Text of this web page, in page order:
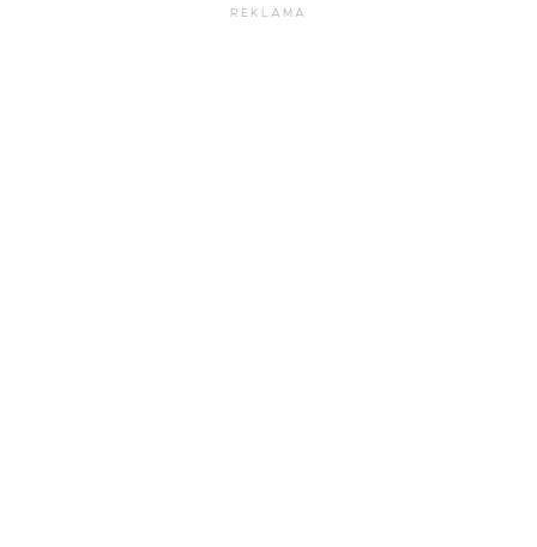
REKLAMA